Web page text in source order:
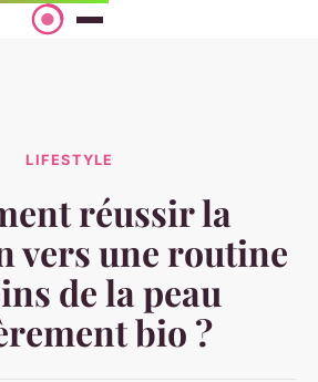
LIFESTYLE
réussir la
vers une routine
de la peau
bio ?